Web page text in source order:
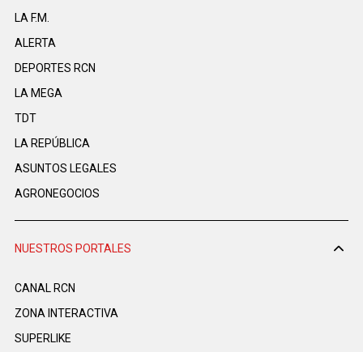
LA F.M.
ALERTA
DEPORTES RCN
LA MEGA
TDT
LA REPÚBLICA
ASUNTOS LEGALES
AGRONEGOCIOS
NUESTROS PORTALES
CANAL RCN
ZONA INTERACTIVA
SUPERLIKE